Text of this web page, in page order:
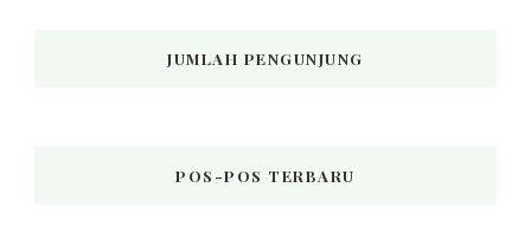
JUMLAH PENGUNJUNG
POS-POS TERBARU